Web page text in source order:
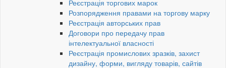
Реєстрація торгових марок
Розпорядження правами на торгову марку
Реєстрація авторських прав
Договори про передачу прав
інтелектуальної власності
Реєстрація промислових зразків, захист
дизайну, форми, вигляду товарів, сайтів